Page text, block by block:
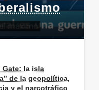
Gate: la isla
de la geopolítica,
y el narcotráfico